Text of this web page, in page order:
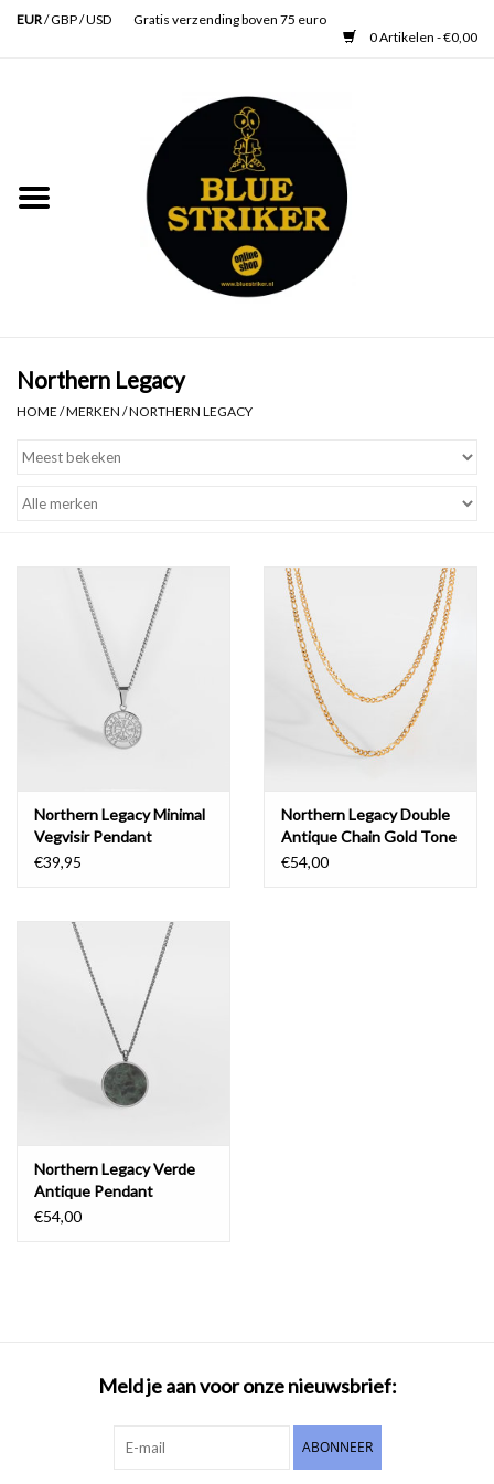
EUR/GBP/USD
Gratis verzending boven 75 euro
0 Artikelen - €0,00
Schoenen
Northern Legacy
HOME /MERKEN /NORTHERN LEGACY
Northern Legacy Minimal
Vegvisir Pendant
Necklace Silver Tone
€39,95
Northern Legacy Double
Antique Chain Gold Tone
€54,00
Northern Legacy Verde
Antique Pendant
Necklace Silver Tone
€54,00
Meld je aan voor onze nieuwsbrief:
ABONNEER